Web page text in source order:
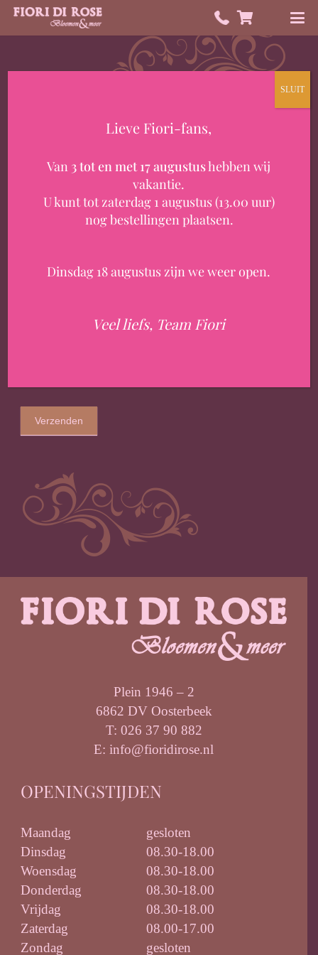
HEB JE EEN VRAAG?
Verzenden
Plein 1946 – 2
6862 DV Oosterbeek
T: 026 37 90 882
E: info@fioridirose.nl
OPENINGSTIJDEN
Maandag
gesloten
Dinsdag
08.30-18.00
Woensdag
08.30-18.00
Donderdag
08.30-18.00
Vrijdag
08.30-18.00
Zaterdag
08.00-17.00
Zondag
gesloten
Lieve Fiori-fans,
Van 3 tot en met 17 augustushebben wij
vakantie.
U kunt tot zaterdag 1 augustus (13.00 uur)
nog bestellingen plaatsen.
Dinsdag 18 augustus zijn we weer open.
Veel liefs, Team Fiori
SLUIT